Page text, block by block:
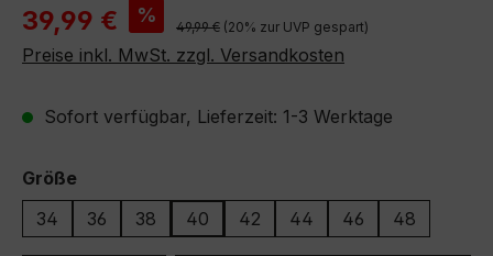
Verkaufspreis:
39,99 € % Regulärer Preis:
49,99 € (20% zur UVP gespart)
Preise inkl. MwSt. zzgl. Versandkosten
Sofort verfügbar, Lieferzeit: 1-3 Werktage
Größeauswählen
34
36 38 40 42 44 46 48